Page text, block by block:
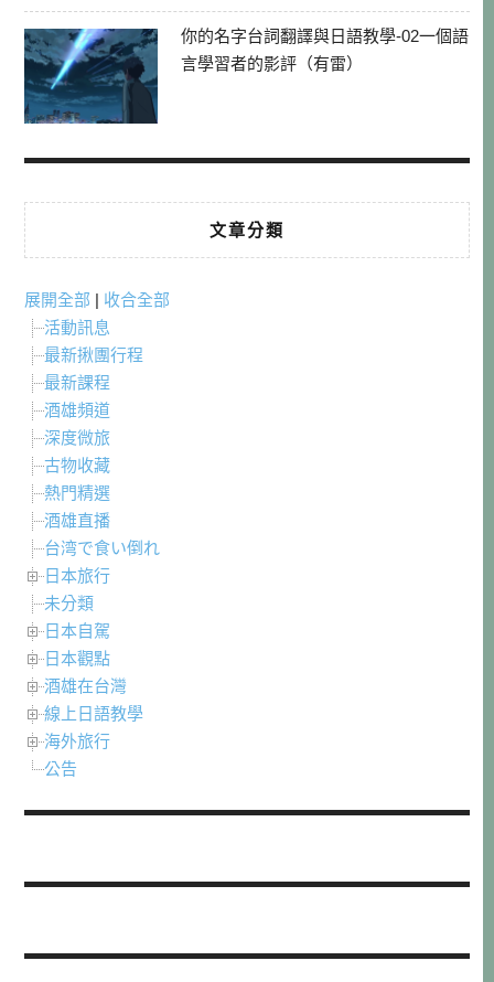
你的名字台詞翻譯與日語教學-02一個語
言學習者的影評（有雷）
文章分類
展開全部 | 收合全部
活動訊息
最新揪團行程
最新課程
酒雄頻道
深度微旅
古物收藏
熱門精選
酒雄直播
台湾で食い倒れ
日本旅行
未分類
日本自駕
日本觀點
酒雄在台灣
線上日語教學
海外旅行
公告